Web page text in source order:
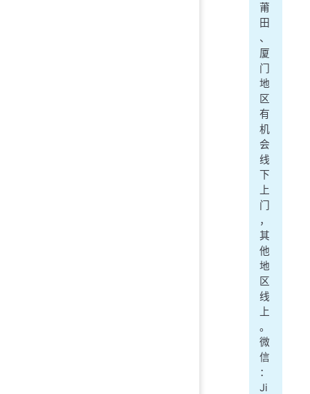
莆
田
、
厦
门
地
区
有
机
会
线
下
上
门
，
其
他
地
区
线
上
。
微
信
：
Ji